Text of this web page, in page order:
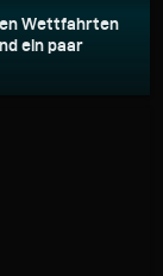
Wettfahrten
ein paar